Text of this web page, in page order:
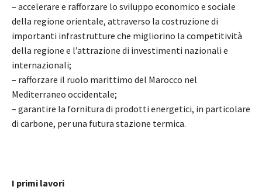
– accelerare e rafforzare lo sviluppo economico e sociale
della regione orientale, attraverso la costruzione di
importanti infrastrutture che migliorino la competitività
della regione e l’attrazione di investimenti nazionali e
internazionali;
– rafforzare il ruolo marittimo del Marocco nel
Mediterraneo occidentale;
– garantire la fornitura di prodotti energetici, in particolare
di carbone, per una futura stazione termica.
I primi lavori